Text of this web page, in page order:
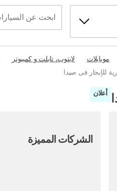
موبايلات لابتوب، تابلت و كمبيوتر
للإيجار فى صيدا
أعلان
الشركات المميزة